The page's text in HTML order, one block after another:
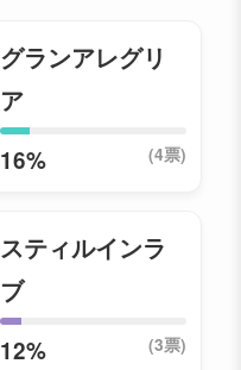
グランアレグリ
ア
16% (4票)
スティルインラ
ブ
12% (3票)